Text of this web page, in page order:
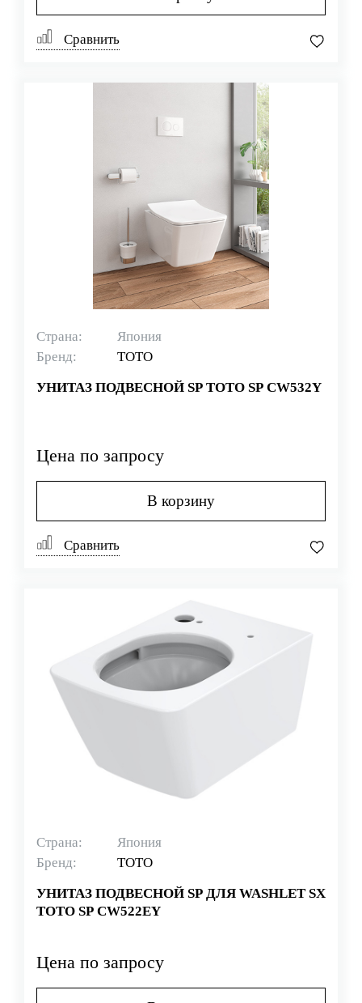
Сравнить
Страна:
Япония
Бренд:
TOTO
УНИТАЗ ПОДВЕСНОЙ SP TOTO SP CW532Y
Цена по запросу
В корзину
Сравнить
Страна:
Япония
Бренд:
TOTO
УНИТАЗ ПОДВЕСНОЙ SP ДЛЯ WASHLET SX
TOTO SP CW522EY
Цена по запросу